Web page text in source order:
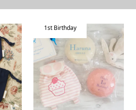
1st Birthday